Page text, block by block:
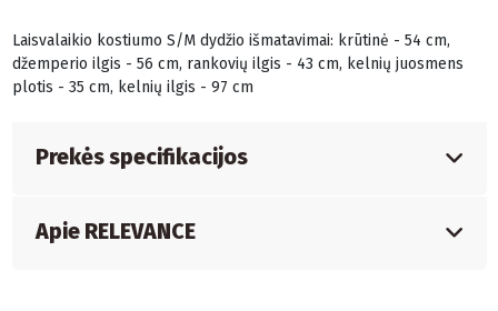
Laisvalaikio kostiumo S/M dydžio išmatavimai: krūtinė - 54 cm,
džemperio ilgis - 56 cm, rankovių ilgis - 43 cm, kelnių juosmens
plotis - 35 cm, kelnių ilgis - 97 cm
Prekės specifikacijos
Apie RELEVANCE